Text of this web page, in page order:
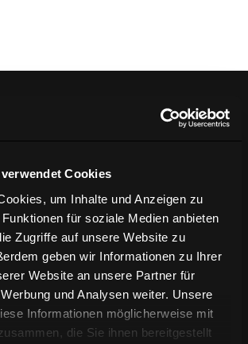
Cookies
um Inhalte und Anzeigen zu
für soziale Medien anbieten
Zugriffe auf unsere Website zu
geben wir Informationen zu Ihrer
Website an unsere Partner für
und Analysen weiter. Unsere
Informationen möglicherweise mit
die Sie ihnen bereitgestellt
Anmeldung
keine Neuigkeiten über WAGNER
News über